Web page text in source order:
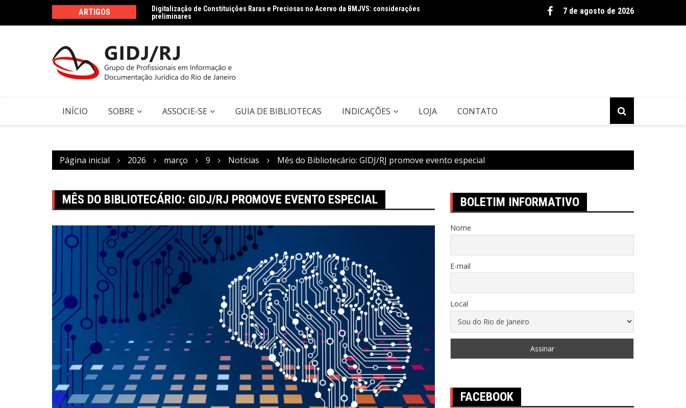
o
ARTIGOS
Digitalização de Constituições Raras e Preciosas no Acervo da BMJVS: considerações
preliminares
Dados jurídicos na perspectiva da Ciência da Informação: conceito e tipologia com vistas à
Agenda 2030
Leis Estaduais: um olhar sobre a produção legislativa do Estado do Rio de
7 de agosto de 2026
INÍCIO SOBRE ASSOCIE-SE GUIA DE BIBLIOTECAS INDICAÇÕES LOJA CONTATO
Página inicial 2026 março 9 Notícias Mês do Bibliotecário: GIDJ/RJ promove evento especial
MÊS DO BIBLIOTECÁRIO: GIDJ/RJ PROMOVE EVENTO ESPECIAL BOLETIM INFORMATIVO
Nome
E-mail
Local
FACEBOOK